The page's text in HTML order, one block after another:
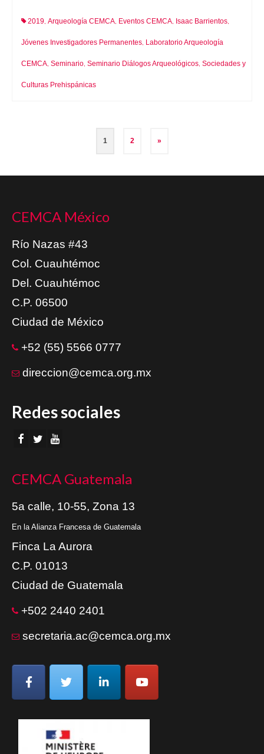
2019, Arqueología CEMCA, Eventos CEMCA, Isaac Barrientos,
Jóvenes Investigadores Permanentes, Laboratorio Arqueología
CEMCA, Seminario, Seminario Diálogos Arqueológicos, Sociedades y
Culturas Prehispánicas
Navegación
entradas
1 2 »
CEMCA México
Río Nazas #43
Col. Cuauhtémoc
Del. Cuauhtémoc
C.P. 06500
Ciudad de México
+52 (55) 5566 0777
direccion@cemca.org.mx
Redes sociales
CEMCA Guatemala
5a calle, 10-55, Zona 13
En la Alianza Francesa de Guatemala
Finca La Aurora
C.P. 01013
Ciudad de Guatemala
+502 2440 2401
secretaria.ac@cemca.org.mx